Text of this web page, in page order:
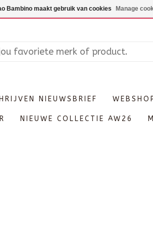
Maandag enkel op
NIEUWSBRIEF
NIEUWE COLLECTIE AW26
Bambino maakt gebruik van cookies Manage